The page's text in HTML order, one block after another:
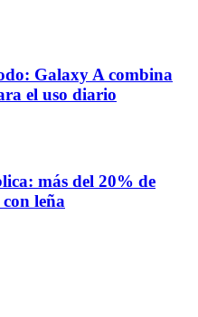
Galaxy A combina
el uso diario
más del 20% de
leña